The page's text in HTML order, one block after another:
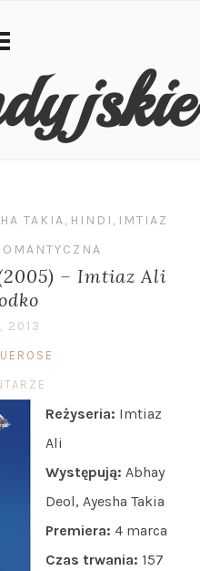
TAKIA, HINDI , IMTIAZ
– Imtiaz Ali
2013
Reżyseria: Imtiaz
Ali
Występują: Abhay
Deol, Ayesha Takia
Premiera: 4 marca
Czas trwania: 157